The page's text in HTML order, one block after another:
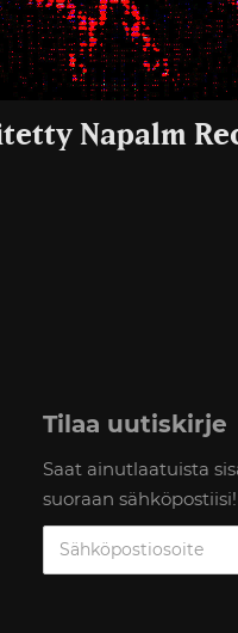
Napalm
Tilaa uutiskirje
Saat ainutlaatuista
suoraan sähköpostiisi!